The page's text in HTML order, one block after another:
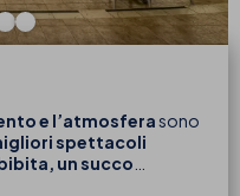
e l’atmosferasono
spettacoli
un succo